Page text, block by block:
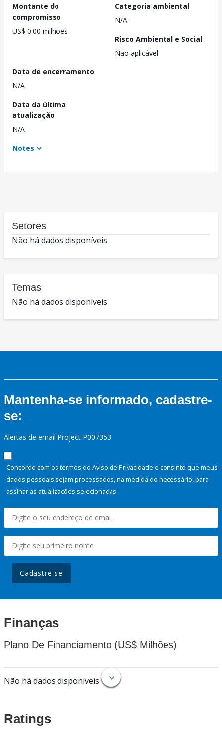
Montante do
compromisso
US$ 0.00 milhões
Categoria ambiental
N/A
Risco Ambiental e Social
Não aplicável
Data de encerramento
N/A
Data da última
atualização
N/A
Notes
Setores
Não há dados disponíveis
Temas
Não há dados disponíveis
Mantenha-se informado, cadastre-
se:
Alertas de email Project P007353
Concordo com os termos do Aviso de Privacidade e consinto que meus
dados pessoais sejam processados, na medida do necessário, para
assinar as atualizações selecionadas.
Cadastre-se
Finanças
Plano De Financiamento (US$ Milhões)
Não há dados disponíveis
Ratings